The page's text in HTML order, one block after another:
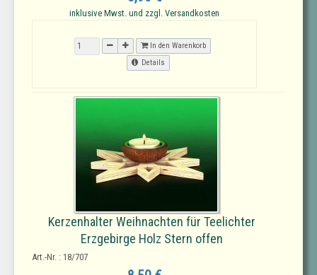
inklusive Mwst. und zzgl. Versandkosten
In den Warenkorb
Details
Kerzenhalter Weihnachten für Teelichter
Erzgebirge Holz Stern offen
Art.-Nr. : 18/707